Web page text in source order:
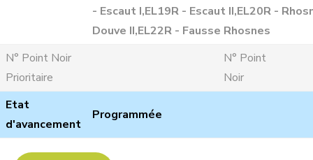
- Escaut I,EL19R - Escaut II,EL20R -
Douve II,EL22R - Fausse Rhosnes
N° Point Noir
Prioritaire
N° Point
Noir
Etat
d'avancement
Programmée